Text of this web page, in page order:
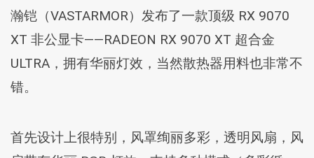
瀚铠（VASTARMOR）发布了一款顶级 RX 9070
XT 非公显卡——RADEON RX 9070 XT 超合金
ULTRA，拥有华丽灯效，当然散热器用料也非常不
错。
首先设计上很特别，风罩绚丽多彩，透明风扇，风